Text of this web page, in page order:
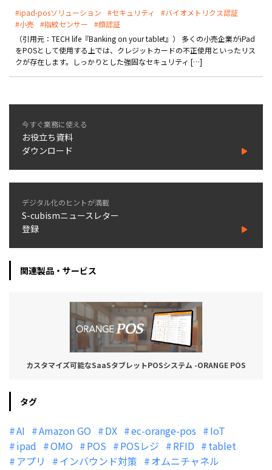
#ipad-posソリューション
#セキュリティ
#バイオメトリクス認証
#小売
#指紋センサー
#顔認証
（引用元：TECH life『Banking on your tablet』） 多くの小売企業がiPad
をPOSとして使用する上では、クレジットカードの不正使用といったリス
クが存在します。しっかりとした強固なセキュリティ […]
今すぐ業務に使える
お役立ち資料
ダウンロード
デジタル化のヒントが満載
S-cubismニュースレター
登録
関連製品・サービス
カスタマイズ可能なSaaSタブレットPOSシステム -ORANGE POS
タグ
AI Amazon GO DX ec-orange-pos
IoT
ipad
OMO POS POSレジ RFID
tablet
アプリ
インバウンド対策
オムニチャネル